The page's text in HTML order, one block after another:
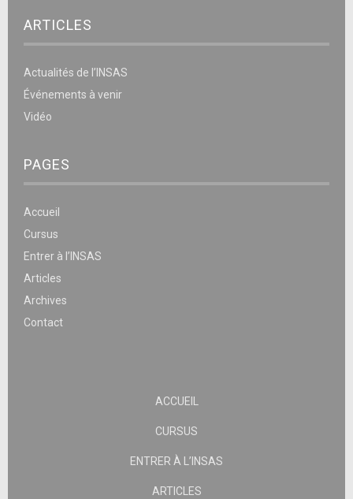
ARTICLES
Actualités de l’INSAS
Événements à venir
Vidéo
PAGES
Accueil
Cursus
Entrer à l’INSAS
Articles
Archives
Contact
ACCUEIL
CURSUS
ENTRER À L’INSAS
ARTICLES